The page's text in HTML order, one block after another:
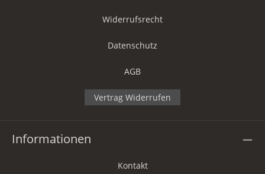
Widerrufsrecht
Datenschutz
AGB
Vertrag Widerrufen
Informationen
Kontakt